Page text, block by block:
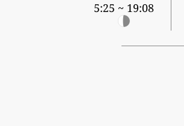
5:25 ~ 19:08